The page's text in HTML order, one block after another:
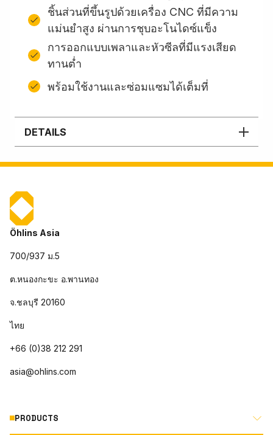
ชิ้นส่วนที่ขึ้นรูปด้วยเครื่อง CNC ที่มีความ
แม่นยำสูง ผ่านการชุบอะโนไดซ์แข็ง
การออกแบบเพลาและหัวซีลที่มีแรงเสียด
ทานต่ำ
พร้อมใช้งานและซ่อมแซมได้เต็มที่
DETAILS
Öhlins Asia
700/937 ม.5
ต.หนองกะขะ อ.พานทอง
จ.ชลบุรี 20160
ไทย
+66 (0)38 212 291
asia@ohlins.com
PRODUCTS